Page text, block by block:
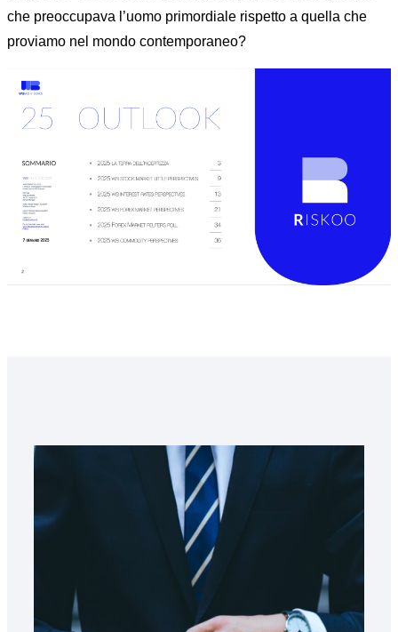
che preoccupava l’uomo primordiale rispetto a quella che
proviamo nel mondo contemporaneo?